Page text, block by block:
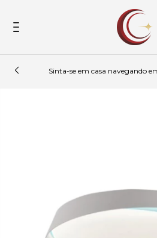
Sinta-se em casa navegando